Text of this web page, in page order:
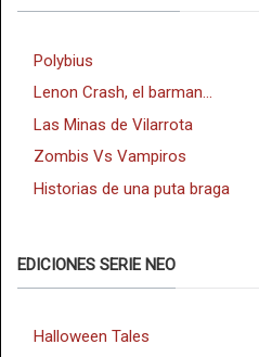
Polybius
Lenon Crash, el barman...
Las Minas de Vilarrota
Zombis Vs Vampiros
Historias de una puta braga
EDICIONES SERIE NEO
Halloween Tales